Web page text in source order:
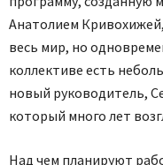
Анатолием
весь мир, но
коллективе есть
новый руководитель,
который много лет
Над чем планируют